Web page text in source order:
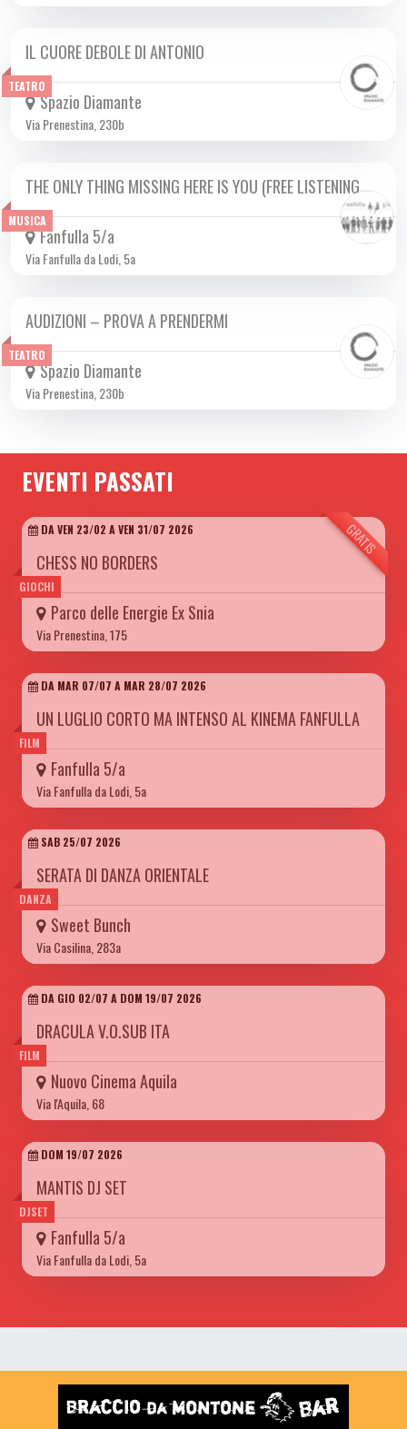
TEATRO
DA LUN 30/09 A MER 02/10 2024
IL CUORE DEBOLE DI ANTONIO
Spazio Diamante
Via Prenestina, 230b
MUSICA
LUN 30/09 2024
THE ONLY THING MISSING HERE IS YOU (FREE LISTENING…
Fanfulla 5/a
Via Fanfulla da Lodi, 5a
TEATRO
LUN 30/09 2024
AUDIZIONI – PROVA A PRENDERMI
Spazio Diamante
Via Prenestina, 230b
EVENTI PASSATI
GIOCHI
GRATIS
DA VEN 23/02 A VEN 31/07 2026
CHESS NO BORDERS
Parco delle Energie Ex Snia
Via Prenestina, 175
FILM
DA MAR 07/07 A MAR 28/07 2026
UN LUGLIO CORTO MA INTENSO AL KINEMA FANFULLA
Fanfulla 5/a
Via Fanfulla da Lodi, 5a
DANZA
SAB 25/07 2026
SERATA DI DANZA ORIENTALE
Sweet Bunch
Via Casilina, 283a
FILM
DA GIO 02/07 A DOM 19/07 2026
DRACULA V.O.SUB ITA
Nuovo Cinema Aquila
Via l'Aquila, 68
DJSET
DOM 19/07 2026
MANTIS DJ SET
Fanfulla 5/a
Via Fanfulla da Lodi, 5a